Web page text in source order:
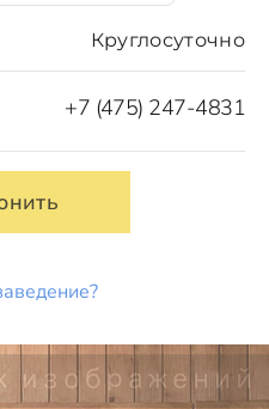
Круглосуточно
+7 (475) 247-4831